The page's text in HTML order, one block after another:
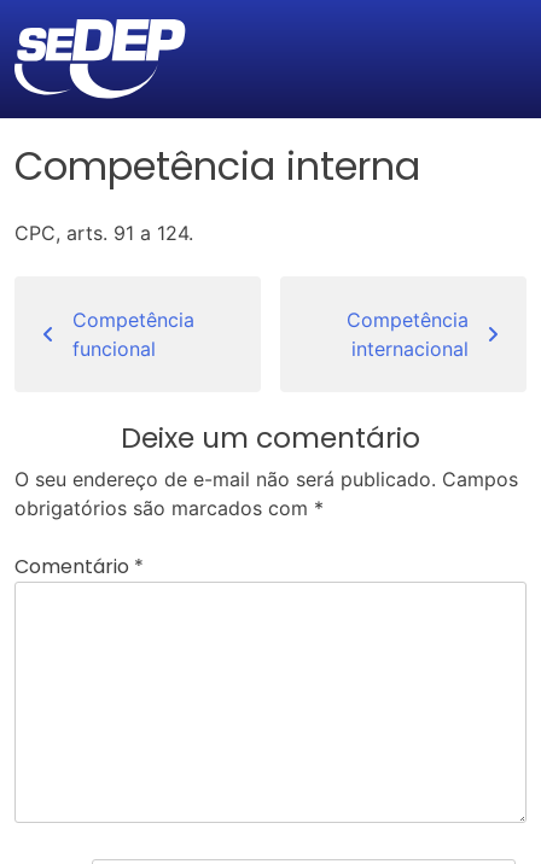
Competência interna
CPC, arts. 91 a 124.
de
Post
Competência
funcional
Competência
internacional
Deixe um comentário
O seu endereço de e-mail não será publicado. Campos
obrigatórios são marcados com *
Comentário *